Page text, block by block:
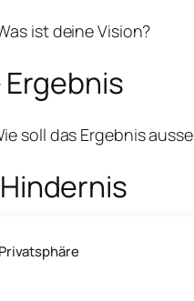
ist deine Vision?
soll das Ergebnis
könntest